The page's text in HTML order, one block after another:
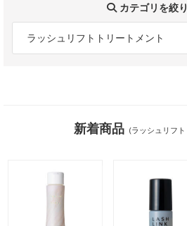
カテゴリを絞
ラッシュリフトトリートメント
新着商品 (ラッシュリフ